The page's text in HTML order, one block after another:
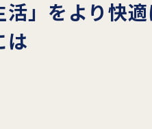
活」をより快
は